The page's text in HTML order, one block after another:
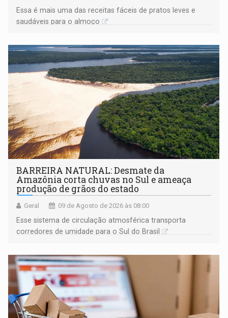
Essa é mais uma das receitas fáceis de pratos leves e
saudáveis para o almoço
BARREIRA NATURAL: Desmate da
Amazônia corta chuvas no Sul e ameaça
produção de grãos do estado
Geral 09 de Agosto de 2026 às 08:00
Esse sistema de circulação atmosférica transporta
corredores de umidade para o Sul do Brasil